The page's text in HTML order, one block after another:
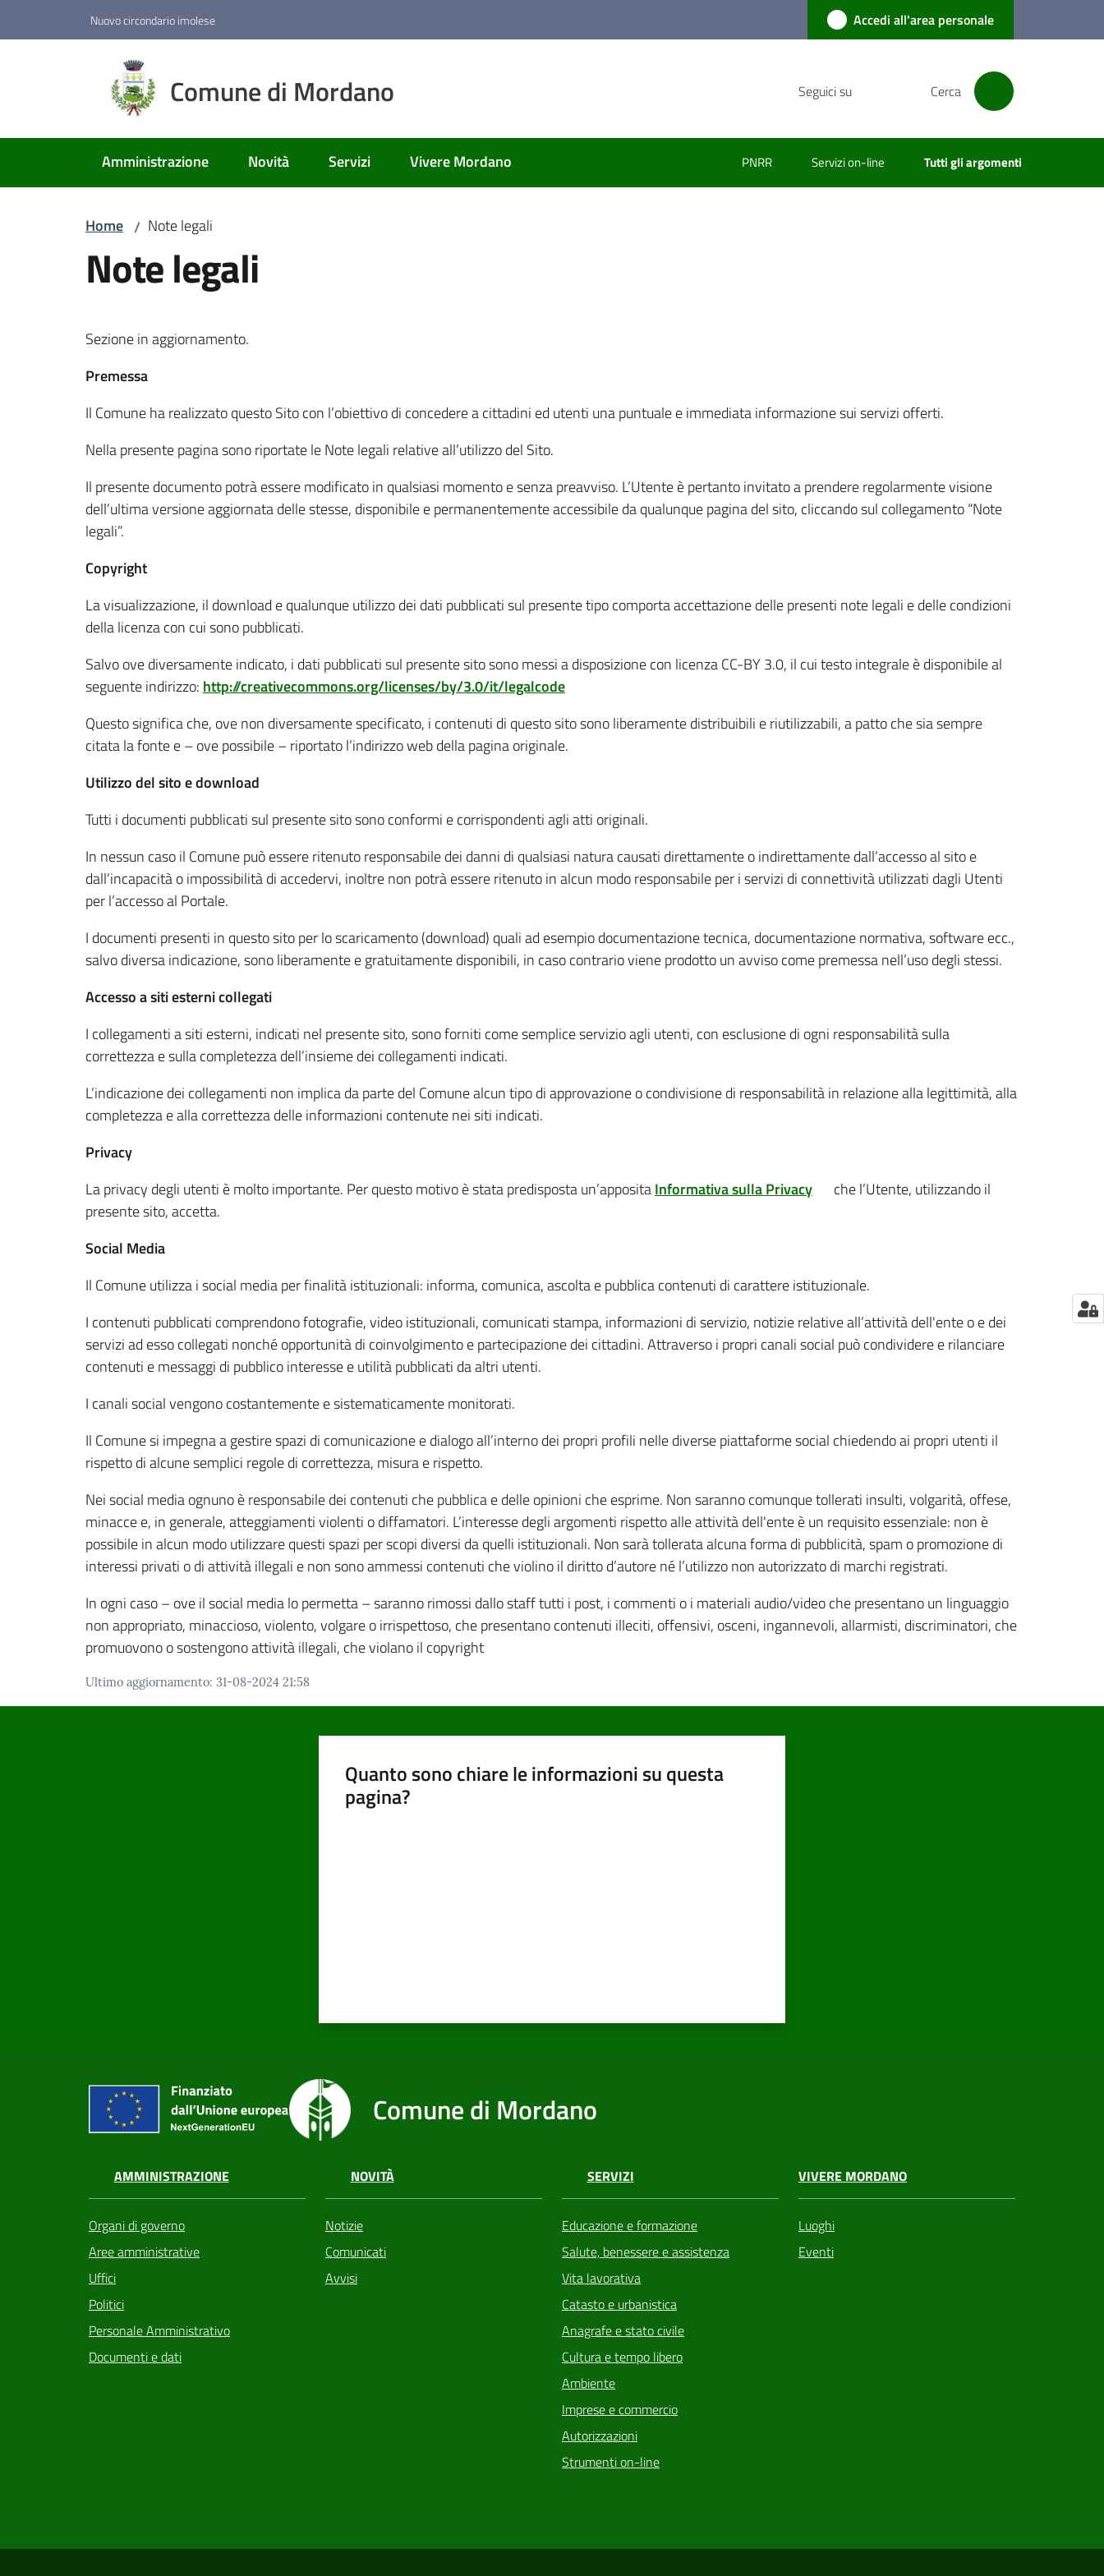
Nuovo circondario imolese Accedi all'area personale
Comune di Mordano Seguici su Cerca
Amministrazione Novità Servizi Vivere Mordano PNRR Servizi on-line Tutti gli argomenti
Home / Note legali
Note legali
Sezione in aggiornamento.
Premessa
Il Comune ha realizzato questo Sito con l’obiettivo di concedere a cittadini ed utenti una puntuale e immediata informazione sui servizi offerti.
Nella presente pagina sono riportate le Note legali relative all’utilizzo del Sito.
Il presente documento potrà essere modificato in qualsiasi momento e senza preavviso. L’Utente è pertanto invitato a prendere regolarmente visione
dell’ultima versione aggiornata delle stesse, disponibile e permanentemente accessibile da qualunque pagina del sito, cliccando sul collegamento “Note
legali”.
Copyright
La visualizzazione, il download e qualunque utilizzo dei dati pubblicati sul presente tipo comporta accettazione delle presenti note legali e delle condizioni
della licenza con cui sono pubblicati.
Salvo ove diversamente indicato, i dati pubblicati sul presente sito sono messi a disposizione con licenza CC-BY 3.0, il cui testo integrale è disponibile al
seguente indirizzo: http://creativecommons.org/licenses/by/3.0/it/legalcode
Questo significa che, ove non diversamente specificato, i contenuti di questo sito sono liberamente distribuibili e riutilizzabili, a patto che sia sempre
citata la fonte e – ove possibile – riportato l’indirizzo web della pagina originale.
Utilizzo del sito e download
Tutti i documenti pubblicati sul presente sito sono conformi e corrispondenti agli atti originali.
In nessun caso il Comune può essere ritenuto responsabile dei danni di qualsiasi natura causati direttamente o indirettamente dall’accesso al sito e
dall’incapacità o impossibilità di accedervi, inoltre non potrà essere ritenuto in alcun modo responsabile per i servizi di connettività utilizzati dagli Utenti
per l’accesso al Portale.
I documenti presenti in questo sito per lo scaricamento (download) quali ad esempio documentazione tecnica, documentazione normativa, software ecc.,
salvo diversa indicazione, sono liberamente e gratuitamente disponibili, in caso contrario viene prodotto un avviso come premessa nell’uso degli stessi.
Accesso a siti esterni collegati
I collegamenti a siti esterni, indicati nel presente sito, sono forniti come semplice servizio agli utenti, con esclusione di ogni responsabilità sulla
correttezza e sulla completezza dell’insieme dei collegamenti indicati.
L’indicazione dei collegamenti non implica da parte del Comune alcun tipo di approvazione o condivisione di responsabilità in relazione alla legittimità, alla
completezza e alla correttezza delle informazioni contenute nei siti indicati.
Privacy
La privacy degli utenti è molto importante. Per questo motivo è stata predisposta un’appositaInformativa sulla Privacy
che l’Utente, utilizzando il
presente sito, accetta.
Social Media
Il Comune utilizza i social media per finalità istituzionali: informa, comunica, ascolta e pubblica contenuti di carattere istituzionale.
I contenuti pubblicati comprendono fotografie, video istituzionali, comunicati stampa, informazioni di servizio, notizie relative all’attività dell'ente o e dei
servizi ad esso collegati nonché opportunità di coinvolgimento e partecipazione dei cittadini. Attraverso i propri canali social può condividere e rilanciare
contenuti e messaggi di pubblico interesse e utilità pubblicati da altri utenti.
I canali social vengono costantemente e sistematicamente monitorati.
Il Comune si impegna a gestire spazi di comunicazione e dialogo all’interno dei propri profili nelle diverse piattaforme social chiedendo ai propri utenti il
rispetto di alcune semplici regole di correttezza, misura e rispetto.
Nei social media ognuno è responsabile dei contenuti che pubblica e delle opinioni che esprime. Non saranno comunque tollerati insulti, volgarità, offese,
minacce e, in generale, atteggiamenti violenti o diffamatori. L’interesse degli argomenti rispetto alle attività dell'ente è un requisito essenziale: non è
possibile in alcun modo utilizzare questi spazi per scopi diversi da quelli istituzionali. Non sarà tollerata alcuna forma di pubblicità, spam o promozione di
interessi privati o di attività illegali e non sono ammessi contenuti che violino il diritto d’autore né l’utilizzo non autorizzato di marchi registrati.
In ogni caso – ove il social media lo permetta – saranno rimossi dallo staff tutti i post, i commenti o i materiali audio/video che presentano un linguaggio
non appropriato, minaccioso, violento, volgare o irrispettoso, che presentano contenuti illeciti, offensivi, osceni, ingannevoli, allarmisti, discriminatori, che
promuovono o sostengono attività illegali, che violano il copyright
Ultimo aggiornamento: 31-08-2024 21:58
Quanto sono chiare le informazioni su questa
pagina?
Comune di Mordano
AMMINISTRAZIONE
Organi di governo
Aree amministrative
Uffici
Politici
Personale Amministrativo
Documenti e dati
NOVITÀ
Notizie
Comunicati
Avvisi
SERVIZI
Educazione e formazione
Salute, benessere e assistenza
Vita lavorativa
Catasto e urbanistica
Anagrafe e stato civile
Cultura e tempo libero
Ambiente
Imprese e commercio
Autorizzazioni
Strumenti on-line
VIVERE MORDANO
Luoghi
Eventi